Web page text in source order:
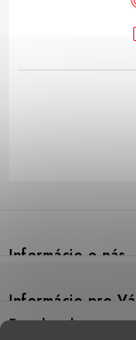
p
i
Informácie o nás
Prečo DUAL BP
Predajne
Informácie pre
Facebook